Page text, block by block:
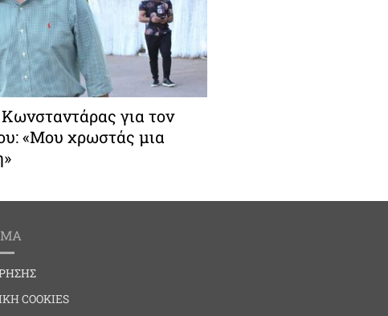
για τον
«Μου χρωστάς μια
COOKIES